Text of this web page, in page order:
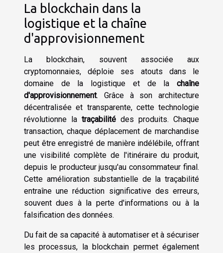
La blockchain dans la
logistique et la chaîne
d'approvisionnement
La blockchain, souvent associée aux
cryptomonnaies, déploie ses atouts dans le
domaine de la logistique et de la chaîne
d'approvisionnement. Grâce à son architecture
décentralisée et transparente, cette technologie
révolutionne la traçabilité des produits. Chaque
transaction, chaque déplacement de marchandise
peut être enregistré de manière indélébile, offrant
une visibilité complète de l'itinéraire du produit,
depuis le producteur jusqu'au consommateur final.
Cette amélioration substantielle de la traçabilité
entraîne une réduction significative des erreurs,
souvent dues à la perte d'informations ou à la
falsification des données.
Du fait de sa capacité à automatiser et à sécuriser
les processus, la blockchain permet également